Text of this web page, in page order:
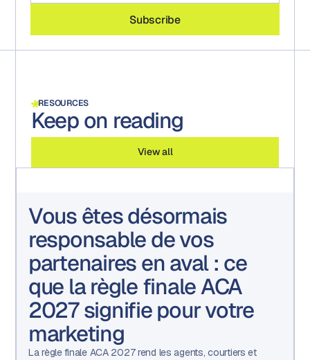
RESOURCES
Keep on reading
View all
Vous êtes désormais
responsable de vos
partenaires en aval : ce
que la règle finale ACA
2027 signifie pour votre
marketing
La règle finale ACA 2027 rend les agents, courtiers et